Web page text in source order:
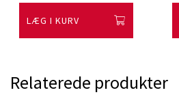
LÆG I KURV
Relaterede produkter